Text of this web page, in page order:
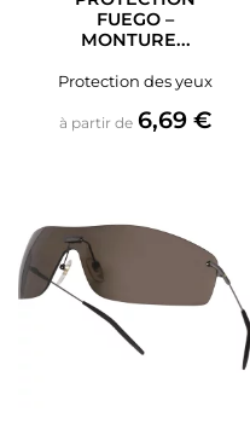
FUEGO –
MONTURE...
Protection des yeux
à partir de Prix
6,69 €